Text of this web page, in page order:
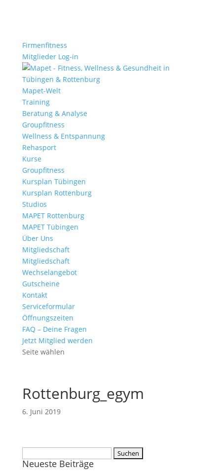
Firmenfitness
Mitglieder Log-in
Mapet-Welt
Training
Beratung & Analyse
Groupfitness
Wellness & Entspannung
Rehasport
Kurse
Groupfitness
Kursplan Tübingen
Kursplan Rottenburg
Studios
MAPET Rottenburg
MAPET Tübingen
Über Uns
Mitgliedschaft
Mitgliedschaft
Wechselangebot
Gutscheine
Kontakt
Serviceformular
Öffnungszeiten
FAQ – Deine Fragen
Jetzt Mitglied werden
Seite wählen
Rottenburg_egym
6. Juni 2019
nach:
Neueste Beiträge